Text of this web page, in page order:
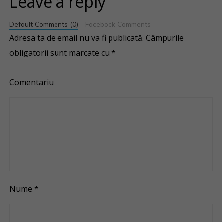
Default Comments (0) Facebook Comments
Adresa ta de email nu va fi publicată. Câmpurile
obligatorii sunt marcate cu *
Comentariu
Nume *